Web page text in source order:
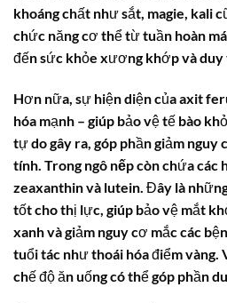
khoáng chất như sắt, magie, kali
chức năng cơ thể từ tuần hoàn
đến sức khỏe xương khớp và duy
Hơn nữa, sự hiện diện của axit
hóa mạnh – giúp bảo vệ tế bào
tự do gây ra, góp phần giảm nguy
tính. Trongngô nếpcòn chứa các
zeaxanthin và lutein. Đây là
tốt cho thị lực, giúp bảo vệ mắt
xanh và giảm nguy cơ mắc các
tuổi tác như thoái hóa điểm vàng.
chế độ ăn uống có thể góp phần